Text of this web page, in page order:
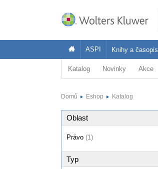
ASPI Knihy a
Knihy
Katalog Novinky Akce
Domů Eshop Katalog
Oblast
Právo (1)
Typ